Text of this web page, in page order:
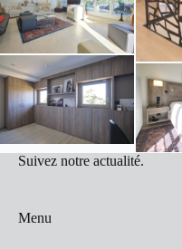
Suivez notre actualité.
Menu